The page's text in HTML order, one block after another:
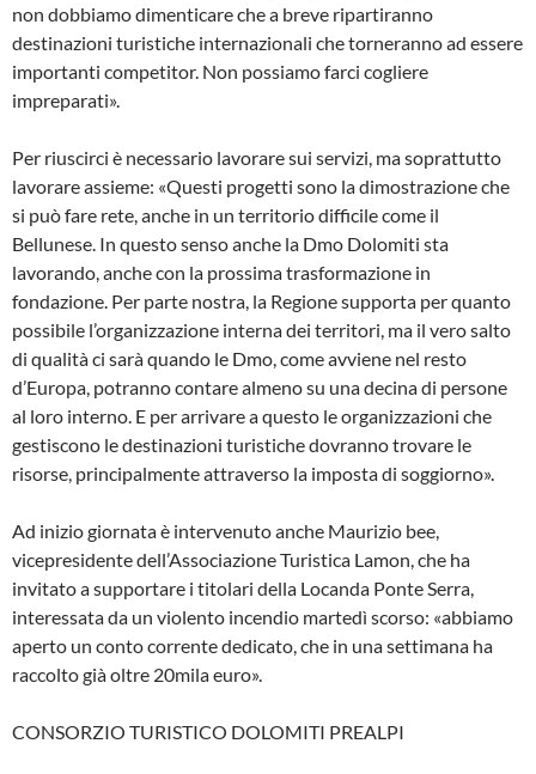
non dobbiamo dimenticare che a breve ripartiranno
destinazioni turistiche internazionali che torneranno ad essere
importanti competitor. Non possiamo farci cogliere
impreparati».
Per riuscirci è necessario lavorare sui servizi, ma soprattutto
lavorare assieme: «Questi progetti sono la dimostrazione che
si può fare rete, anche in un territorio difficile come il
Bellunese. In questo senso anche la Dmo Dolomiti sta
lavorando, anche con la prossima trasformazione in
fondazione. Per parte nostra, la Regione supporta per quanto
possibile l’organizzazione interna dei territori, ma il vero salto
di qualità ci sarà quando le Dmo, come avviene nel resto
d’Europa, potranno contare almeno su una decina di persone
al loro interno. E per arrivare a questo le organizzazioni che
gestiscono le destinazioni turistiche dovranno trovare le
risorse, principalmente attraverso la imposta di soggiorno».
Ad inizio giornata è intervenuto anche Maurizio bee,
vicepresidente dell’Associazione Turistica Lamon, che ha
invitato a supportare i titolari della Locanda Ponte Serra,
interessata da un violento incendio martedì scorso: «abbiamo
aperto un conto corrente dedicato, che in una settimana ha
raccolto già oltre 20mila euro».
CONSORZIO TURISTICO DOLOMITI PREALPI